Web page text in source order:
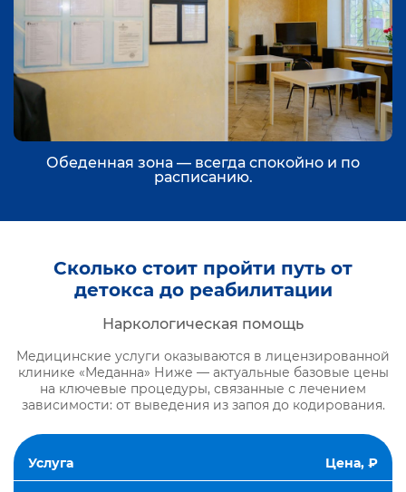
Обеденная зона — всегда спокойно и по
расписанию.
Сколько стоит пройти путь от
детокса до реабилитации
Наркологическая помощь
Медицинские услуги оказываются в лицензированной
клинике «Меданна» Ниже — актуальные базовые цены
на ключевые процедуры, связанные с лечением
зависимости: от выведения из запоя до кодирования.
Услуга Цена, ₽